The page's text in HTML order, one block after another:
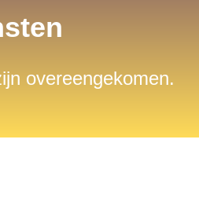
overeengekomen.